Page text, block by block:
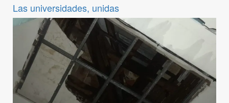
Las universidades, unidas